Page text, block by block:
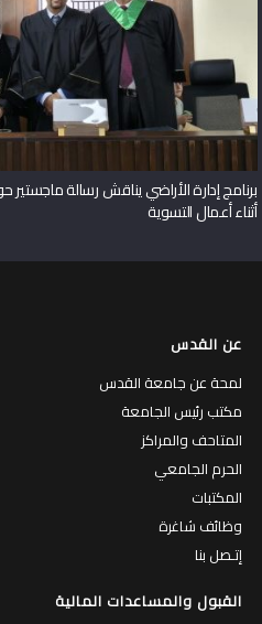
برنامج إدارة الأراضي يناقش رسالة ماجستير
أثناء أعمال التسوية
عن القدس
لمحة عن جامعة القدس
مكتب رئيس الجامعة
المتاحف والمراكز
الحرم الجامعي
المكتبات
وظائف شاغرة
إتـصل بنا
القبول والمساعدات المالية